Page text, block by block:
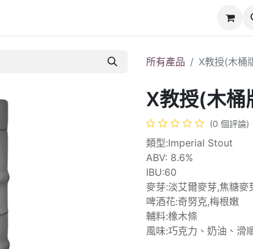
所有產品 X教授(木桶
X教授(木
(0 個評論)
類型:Imperial Stout
ABV: 8.6%
IBU:60
麥芽:淡艾爾麥芽,焦糖麥
啤酒花:奇努克,梅根嫩
輔料:橡木條
風味:巧克力、奶油、滑